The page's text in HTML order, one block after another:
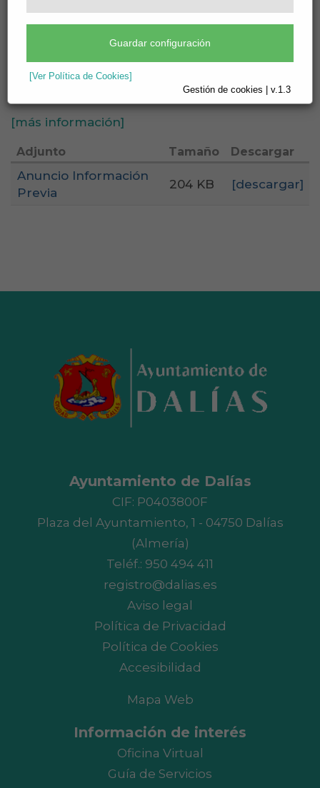
Guardar configuración
[Ver Política de Cookies]
Gestión de cookies | v.1.3
Normas - Ordenanzas - Ordenanza fiscal
Publicado:20/05/2026
[más información]
Adjunto Tamaño Descargar
Anuncio Información
Previa
204 KB [descargar]
Ayuntamiento de Dalías
CIF: P0403800F
Plaza del Ayuntamiento, 1 - 04750 Dalías
(Almería)
Teléf.: 950 494 411
registro@dalias.es
Aviso legal
Política de Privacidad
Política de Cookies
Accesibilidad
Mapa Web
Información de interés
Oficina Virtual
Guía de Servicios